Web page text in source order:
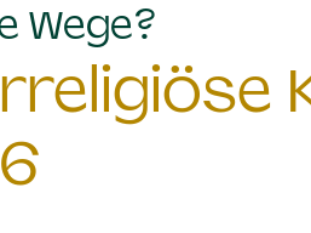
Wege?